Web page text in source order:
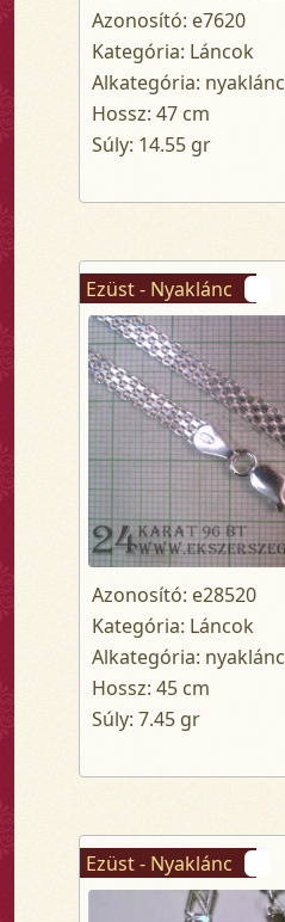
Azonosító: e7620
Kategória: Láncok
Alkategória: nyaklánc
Hossz: 47 cm
Súly: 14.55 gr
Ezüst - Nyaklánc
Azonosító: e28520
Kategória: Láncok
Alkategória: nyaklánc
Hossz: 45 cm
Súly: 7.45 gr
Ezüst - Nyaklánc